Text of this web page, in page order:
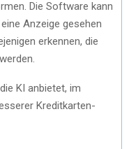
Die Software kann
Anzeige gesehen
erkennen, die
KI anbietet, im
Kreditkarten-